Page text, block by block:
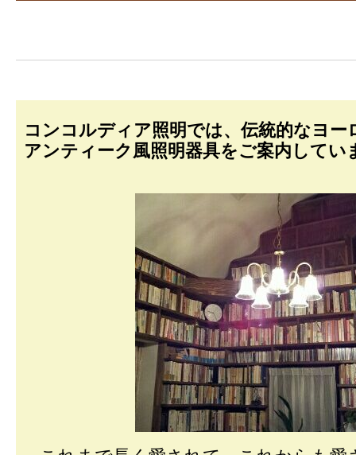
コンコルディア照明では、伝統的なヨー
アンティーク風照明器具をご案内してい